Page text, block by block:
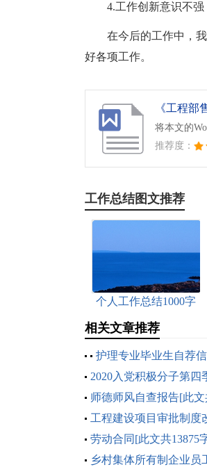
4.工作创新意识不
在今后的工作中，
好各项工作。
《工程部
将本文的
推荐度：
工作总结图文推荐
个人工作总结1000字
相关文章推荐
护理专业毕业生自荐
2020入党积极分子第
篇】[此文共8193字]
师德师风自查报告[此文
工程建设项目审批制度
1044字]
劳动合同[此文共13875
乡村集体所有制企业员